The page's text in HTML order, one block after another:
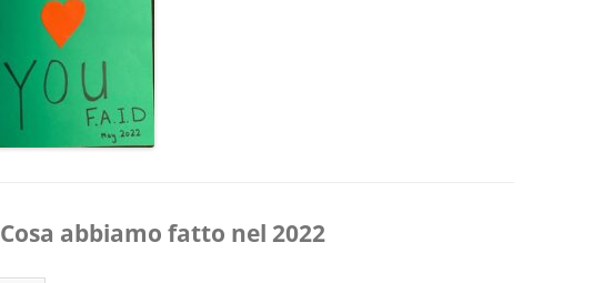
RISULTATI DEL 2012
RISULTATI DEL 2011
RISULTATI DEL 2010
Cosa abbiamo fatto nel 2022